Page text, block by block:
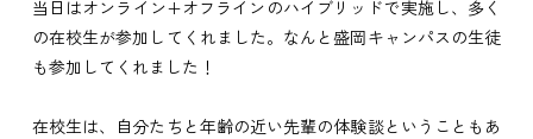
当日はオンライン+オフラインのハイブリッドで実施し、多く
の在校生が参加してくれました。なんと盛岡キャンパスの生徒
も参加してくれました！
在校生は、自分たちと年齢の近い先輩の体験談ということもあ